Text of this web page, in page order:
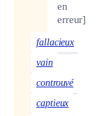
en
erreur]
fallacieux
vain
controuvé
captieux